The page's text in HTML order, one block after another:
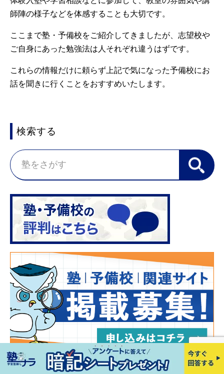
師陣の様子などを体感することも大切です。
ここまで塾・予備校をご紹介してきましたが、志望校や
ご自身にあった勉強法は人それぞれ違うはずです。
これらの情報だけに頼らず上記で気になった予備校にお
話を聞きに行くことをおすすめいたします。
検索する